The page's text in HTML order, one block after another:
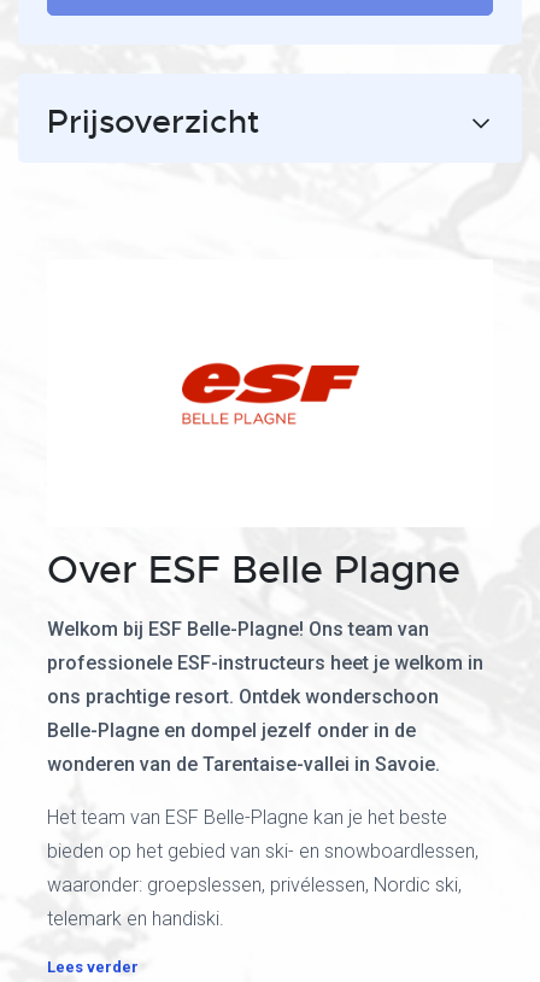
Prijsoverzicht
Over ESF Belle Plagne
Welkom bij ESF Belle-Plagne! Ons team van
professionele ESF-instructeurs heet je welkom in
ons prachtige resort. Ontdek wonderschoon
Belle-Plagne en dompel jezelf onder in de
wonderen van de Tarentaise-vallei in Savoie.
Het team van ESF Belle-Plagne kan je het beste
bieden op het gebied van ski- en snowboardlessen,
waaronder: groepslessen, privélessen, Nordic ski,
telemark en handiski.
Lees verder